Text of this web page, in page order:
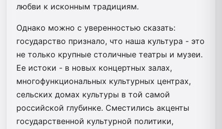
любви к исконным традициям.
Однако можно с уверенностью сказать:
государство признало, что наша культура - это
не только крупные столичные театры и музеи.
Ее истоки - в новых концертных залах,
многофункциональных культурных центрах,
сельских домах культуры в той самой
российской глубинке. Сместились акценты
государственной культурной политики,